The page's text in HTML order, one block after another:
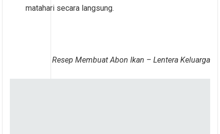
matahari secara langsung.
Resep Membuat Abon Ikan – Lentera Keluarga